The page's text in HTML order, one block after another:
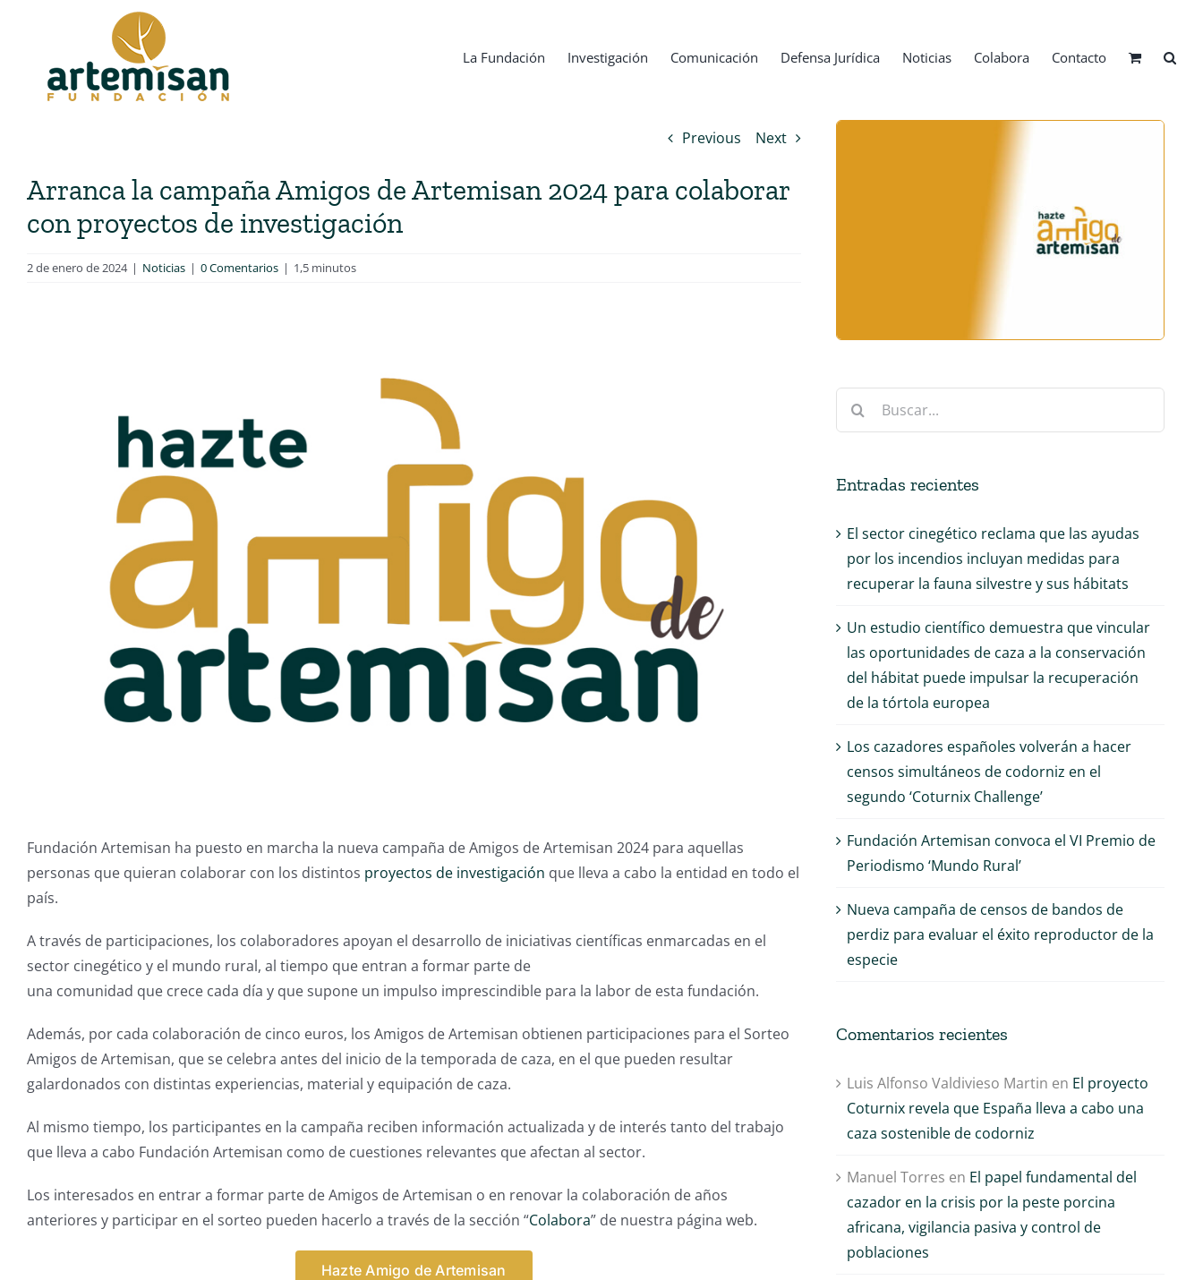
contenido
La Fundación Investigación Comunicación Defensa Jurídica Noticias Colabora Contacto
Previous Next
Arranca la campaña Amigos de Artemisan 2024 para colaborar
con proyectos de investigación
2 de enero de 2024 | Noticias | 0 Comentarios | 1,5 minutos
Fundación Artemisan ha puesto en marcha la nueva campaña de Amigos de Artemisan 2024 para aquellas
personas que quieran colaborar con los distintos proyectos de investigación que lleva a cabo la entidad en todo el
país.
A través de participaciones, los colaboradores apoyan el desarrollo de iniciativas científicas enmarcadas en el
sector cinegético y el mundo rural, al tiempo que entran a formar parte de
una comunidad que crece cada día y que supone un impulso imprescindible para la labor de esta fundación.
Además, por cada colaboración de cinco euros, los Amigos de Artemisan obtienen participaciones para el Sorteo
Amigos de Artemisan, que se celebra antes del inicio de la temporada de caza, en el que pueden resultar
galardonados con distintas experiencias, material y equipación de caza.
Al mismo tiempo, los participantes en la campaña reciben información actualizada y de interés tanto del trabajo
que lleva a cabo Fundación Artemisan como de cuestiones relevantes que afectan al sector.
Los interesados en entrar a formar parte de Amigos de Artemisan o en renovar la colaboración de años
anteriores y participar en el sorteo pueden hacerlo a través de la sección “Colabora” de nuestra página web.
Hazte Amigo de Artemisan
Buscar:
Entradas recientes
El sector cinegético reclama que las ayudas
por los incendios incluyan medidas para
recuperar la fauna silvestre y sus hábitats
Un estudio científico demuestra que vincular
las oportunidades de caza a la conservación
del hábitat puede impulsar la recuperación
de la tórtola europea
Los cazadores españoles volverán a hacer
censos simultáneos de codorniz en el
segundo ‘Coturnix Challenge’
Fundación Artemisan convoca el VI Premio de
Periodismo ‘Mundo Rural’
Nueva campaña de censos de bandos de
perdiz para evaluar el éxito reproductor de la
especie
Comentarios recientes
Luis Alfonso Valdivieso Martin en El proyecto
Coturnix revela que España lleva a cabo una
caza sostenible de codorniz
Manuel Torres en El papel fundamental del
cazador en la crisis por la peste porcina
africana, vigilancia pasiva y control de
poblaciones